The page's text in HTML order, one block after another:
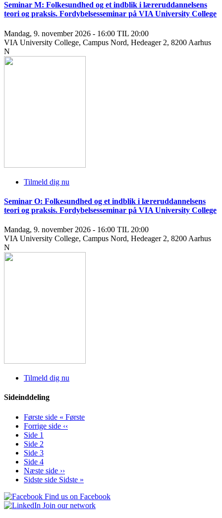
Seminar M: Folkesundhed og et indblik i læreruddannelsens
teori og praksis. Fordybelsesseminar på VIA University College
Mandag, 9. november 2026 - 16:00 TIL 20:00
VIA University College, Campus Nord, Hedeager 2, 8200 Aarhus
N
Tilmeld dig nu
Seminar O: Folkesundhed og et indblik i læreruddannelsens
teori og praksis. Fordybelsesseminar på VIA University College
Mandag, 9. november 2026 - 16:00 TIL 20:00
VIA University College, Campus Nord, Hedeager 2, 8200 Aarhus
N
Tilmeld dig nu
Sideinddeling
Første side « Første
Forrige side ‹‹
Side 1
Side 2
Side 3
Side 4
Næste side ››
Sidste side Sidste »
Find us on Facebook
Join our network